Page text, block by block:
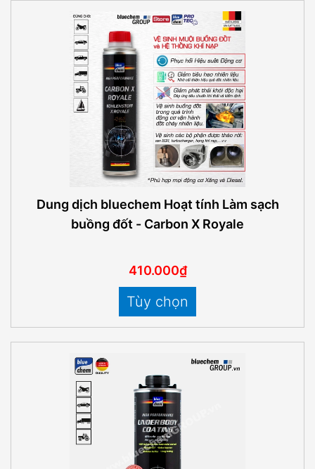
Dung dịch bluechem Hoạt tính Làm sạch
buồng đốt - Carbon X Royale
410.000₫
Tùy chọn